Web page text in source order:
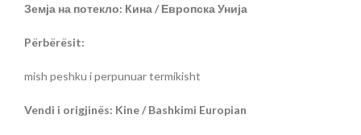
Земја на потекло: Кина / Европска Унија
Përbërësit:
mish peshku i perpunuar termikisht
Vendi i origjinës: Kine / Bashkimi Europian